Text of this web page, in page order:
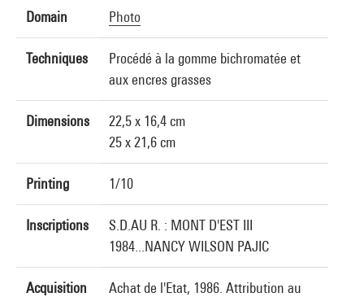
Domain Photo
Techniques
Procédé à la gomme bichromatée et
aux encres grasses
Dimensions
22,5 x 16,4 cm
25 x 21,6 cm
Printing 1/10
Inscriptions
S.D.AU R. : MONT D'EST III
1984...NANCY WILSON PAJIC
Acquisition
Achat de l'Etat, 1986. Attribution au